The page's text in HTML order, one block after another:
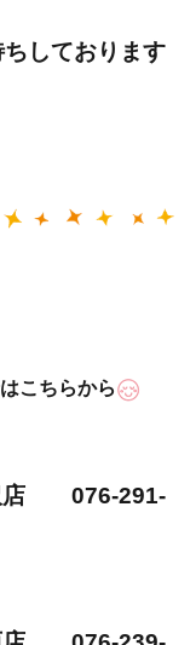
しております
こちらから
店 076-291-